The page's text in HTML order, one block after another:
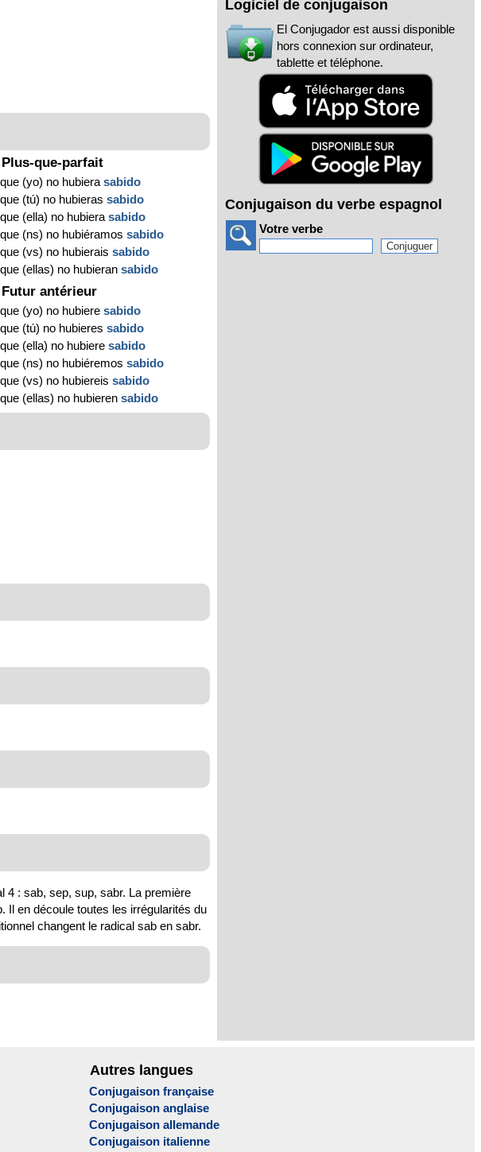
Plus-que-parfait
que (yo) no hubierasabido
que (tú) no hubierassabido
que (ella) no hubierasabido
que (ns) no hubiéramossabido
que (vs) no hubieraissabido
que (ellas) no hubieransabido
Futur antérieur
que (yo) no hubieresabido
que (tú) no hubieressabido
que (ella) no hubieresabido
que (ns) no hubiéremossabido
que (vs) no hubiereissabido
que (ellas) no hubierensabido
4 : sab, sep, sup, sabr. La première
Il en découle toutes les irrégularités du
changent le radical sab en sabr.
Logiciel de conjugaison
El Conjugador est aussi disponible
hors connexion sur ordinateur,
tablette et téléphone.
Conjugaison du verbe espagnol
Votre verbe
Autres langues
Conjugaison française
Conjugaison anglaise
Conjugaison allemande
Conjugaison italienne